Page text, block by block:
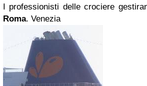
I professionisti delle crociere
Roma. Venezia